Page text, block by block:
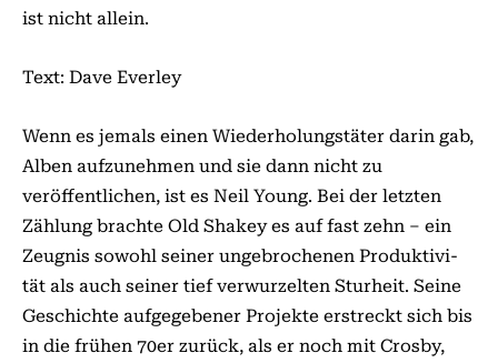
ist nicht allein.
Text: Dave Everley
Wenn es jemals einen Wiederholungstäter darin gab,
Alben aufzunehmen und sie dann nicht zu
veröffentlichen, ist es Neil Young. Bei der letzten
Zählung brachte Old Shakey es auf fast zehn – ein
Zeugnis sowohl seiner ungebrochenen Produktivi-
tät als auch seiner tief verwurzelten Sturheit. Seine
Geschichte aufgegebener Projekte erstreckt sich bis
in die frühen 70er zurück, als er noch mit Crosby,